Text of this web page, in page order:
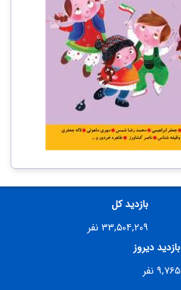
بازدید کل
۳۳,۵۰۴,۲۰۹ نفر
بازدید دیروز
۹,۷۶۵ نفر